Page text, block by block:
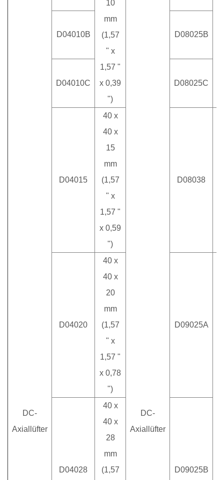
DC-
Axiallüfter
DC-
Axiallüfter
10
mm
(1,57
" x
1,57 "
x 0,39
")
D04010B D08025B
D04010C D08025C
D04015
40 x
40 x
15
mm
(1,57
" x
1,57 "
x 0,59
")
D08038
D04020
40 x
40 x
20
mm
(1,57
" x
1,57 "
x 0,78
")
D09025A
D04028
40 x
40 x
28
mm
(1,57
D09025B